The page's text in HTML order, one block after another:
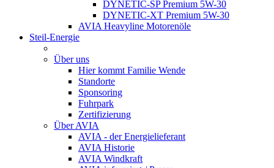
DYNETIC-SP Premium 5W-30
DYNETIC-XT Premium 5W-30
AVIA Heavyline Motorenöle
Steil-Energie
Über uns
Hier kommt Familie Wende
Standorte
Sponsoring
Fuhrpark
Zertifizierung
Über AVIA
AVIA - der Energielieferant
AVIA Historie
AVIA Windkraft